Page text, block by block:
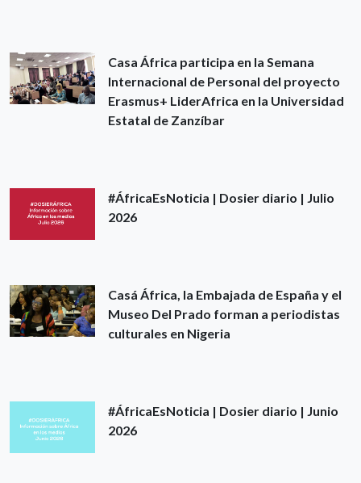
Casa África participa en la Semana
Internacional de Personal del proyecto
Erasmus+ LiderAfrica en la Universidad
Estatal de Zanzíbar
#ÁfricaEsNoticia | Dosier diario | Julio
2026
Casá África, la Embajada de España y el
Museo Del Prado forman a periodistas
culturales en Nigeria
#ÁfricaEsNoticia | Dosier diario | Junio
2026